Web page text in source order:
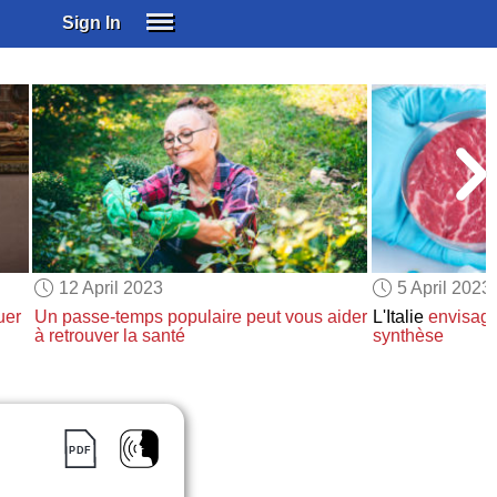
Sign In
SUBSCRIBE
EDUCATIONAL LICENSES
GIFT CARDS
OTHER LANGUAGES
ABOUT US
ALEXA
ADJUST COLORS
12 April 2023
Un passe-temps populaire peut vous aider
à retrouver la santé
5 April 2023
L'Italie
synthèse